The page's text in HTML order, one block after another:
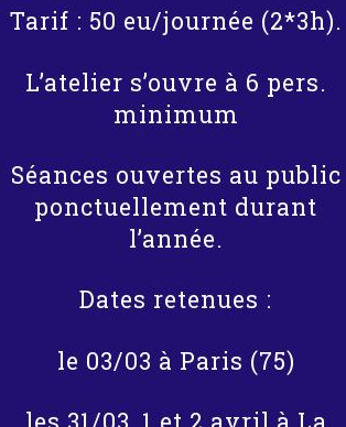
Tarif : 50 eu/journée (2*3h).
L’atelier s’ouvre à 6 pers.
minimum
Séances ouvertes au public
ponctuellement durant
l’année.
Dates retenues :
le 03/03 à Paris (75)